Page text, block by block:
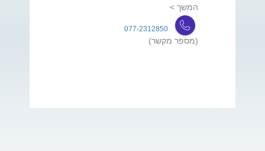
המשך >
077-2312850
(מספר מקשר)